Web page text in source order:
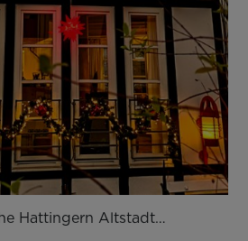
Hattingern Altstadt…